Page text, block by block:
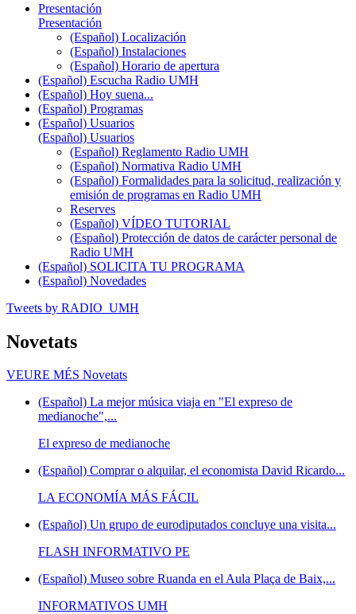
Presentación
Presentación
(Español) Localización
(Español) Instalaciones
(Español) Horario de apertura
(Español) Escucha Radio UMH
(Español) Hoy suena...
(Español) Programas
(Español) Usuarios
(Español) Usuarios
(Español) Reglamento Radio UMH
(Español) Normativa Radio UMH
(Español) Formalidades para la solicitud, realización y
emisión de programas en Radio UMH
Reserves
(Español) VÍDEO TUTORIAL
(Español) Protección de datos de carácter personal de
Radio UMH
(Español) SOLICITA TU PROGRAMA
(Español) Novedades
Tweets by RADIO_UMH
Novetats
VEURE MÉS Novetats
(Español) La mejor música viaja en "El expreso de
medianoche",...
El expreso de medianoche
(Español) Comprar o alquilar, el economista David Ricardo...
LA ECONOMÍA MÁS FÁCIL
(Español) Un grupo de eurodiputados concluye una visita...
FLASH INFORMATIVO PE
(Español) Museo sobre Ruanda en el Aula Plaça de Baix,...
INFORMATIVOS UMH